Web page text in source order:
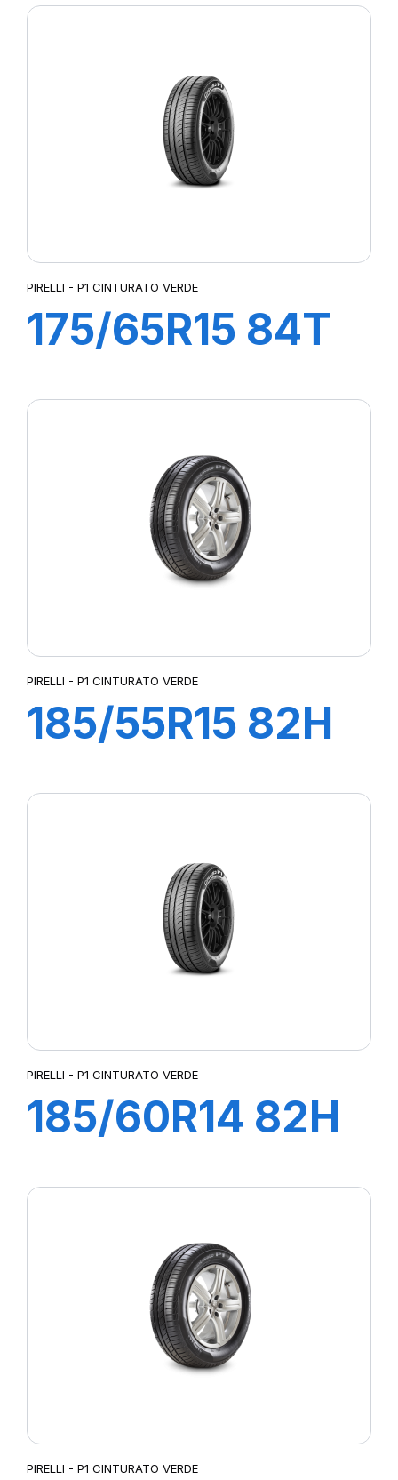
PIRELLI - P1 CINTURATO VERDE
175/65R15 84T
PIRELLI - P1 CINTURATO VERDE
185/55R15 82H
PIRELLI - P1 CINTURATO VERDE
185/60R14 82H
PIRELLI - P1 CINTURATO VERDE